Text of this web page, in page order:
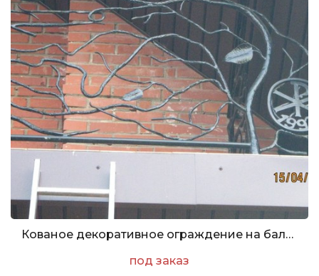
Кованое декоративное ограждение на балкон с орнаментом в форме ветвей
под заказ